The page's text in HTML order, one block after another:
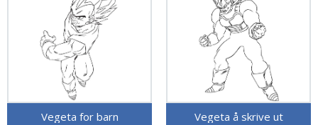
Vegeta for barn Vegeta å skrive ut